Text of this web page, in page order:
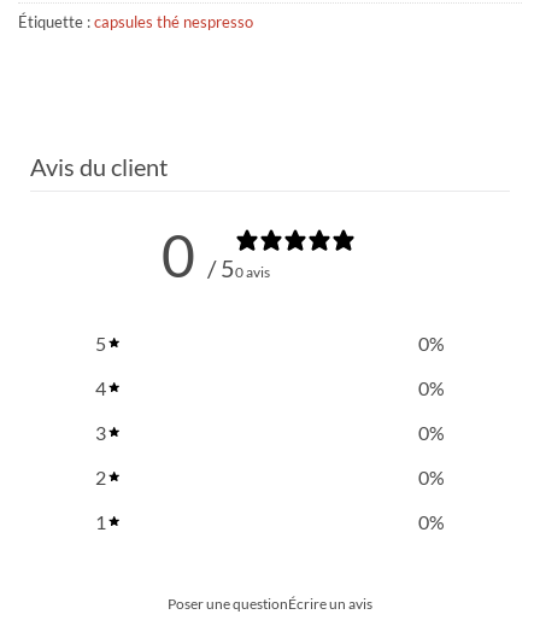
Étiquette :capsules thé nespresso
Avis du client
0 / 50 avis
5 0%
4
0%
3
0%
2
0%
1
0%
Poser une questionÉcrire un avis